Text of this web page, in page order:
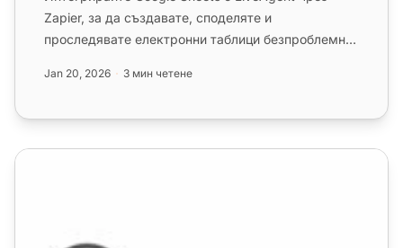
Zapier, за да създавате, споделяте и
проследявате електронни таблици безпроблемно.
Jan 20, 2026 3 мин четене
Интеграция на Formidable Forms